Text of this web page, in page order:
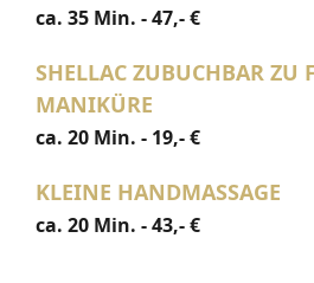
ca. 35 Min. - 47,- €
SHELLAC ZUBUCHBAR ZU
MANIKÜRE
ca. 20 Min. - 19,- €
KLEINE HANDMASSAGE
ca. 20 Min. - 43,- €